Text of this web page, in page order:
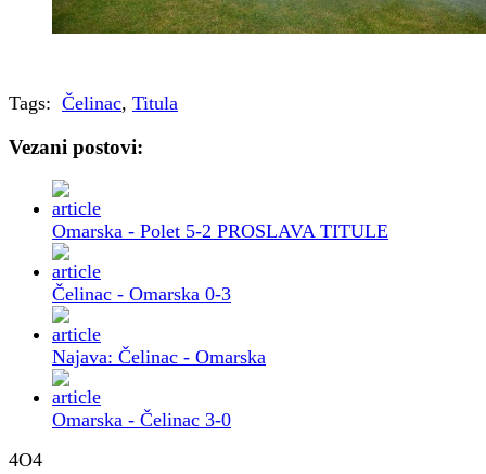
Tags: Čelinac, Titula
Vezani postovi:
Omarska - Polet 5-2 PROSLAVA TITULE
Čelinac - Omarska 0-3
Najava: Čelinac - Omarska
Omarska - Čelinac 3-0
4O4